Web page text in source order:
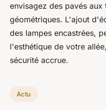
envisagez des pavés
géométriques. L'ajout
des lampes encastrées,
l'esthétique de votre
sécurité accrue.
Actu